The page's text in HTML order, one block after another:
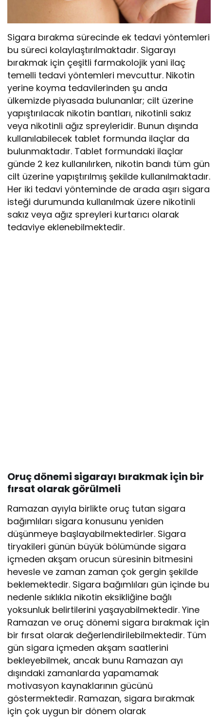
Sigara bırakma sürecinde ek tedavi yöntemleri
bu süreci kolaylaştırılmaktadır. Sigarayı
bırakmak için çeşitli farmakolojik yani ilaç
temelli tedavi yöntemleri mevcuttur. Nikotin
yerine koyma tedavilerinden şu anda
ülkemizde piyasada bulunanlar; cilt üzerine
yapıştırılacak nikotin bantları, nikotinli sakız
veya nikotinli ağız spreyleridir. Bunun dışında
kullanılabilecek tablet formunda ilaçlar da
bulunmaktadır. Tablet formundaki ilaçlar
günde 2 kez kullanılırken, nikotin bandı tüm gün
cilt üzerine yapıştırılmış şekilde kullanılmaktadır.
Her iki tedavi yönteminde de arada aşırı sigara
isteği durumunda kullanılmak üzere nikotinli
sakız veya ağız spreyleri kurtarıcı olarak
tedaviye eklenebilmektedir.
Oruç dönemi sigarayı bırakmak için bir
fırsat olarak görülmeli
Ramazan ayıyla birlikte oruç tutan sigara
bağımlıları sigara konusunu yeniden
düşünmeye başlayabilmektedirler. Sigara
tiryakileri günün büyük bölümünde sigara
içmeden akşam orucun süresinin bitmesini
hevesle ve zaman zaman çok gergin şekilde
beklemektedir. Sigara bağımlıları gün içinde bu
nedenle sıklıkla nikotin eksikliğine bağlı
yoksunluk belirtilerini yaşayabilmektedir. Yine
Ramazan ve oruç dönemi sigara bırakmak için
bir fırsat olarak değerlendirilebilmektedir. Tüm
gün sigara içmeden akşam saatlerini
bekleyebilmek, ancak bunu Ramazan ayı
dışındaki zamanlarda yapamamak
motivasyon kaynaklarının gücünü
göstermektedir. Ramazan, sigara bırakmak
için çok uygun bir dönem olarak